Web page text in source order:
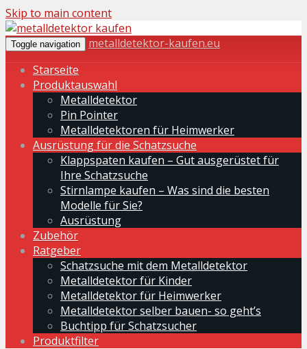
Skip to main content
Toggle navigation
metalldetektor-kaufen.eu
Starseite
Produktauswahl
Metalldetektor
Pin Pointer
Metalldetektoren für Heimwerker
Ausrüstung für die Schatzsuche
Klappspaten kaufen – Gut ausgerüstet für
Ihre Schatzsuche
Stirnlampe kaufen – Was sind die besten
Modelle für Sie?
Ausrüstung
Zubehör
Ratgeber
Schatzsuche mit dem Metalldetektor
Metalldetektor für Kinder
Metalldetektor für Heimwerker
Metalldetektor selber bauen- so geht’s
Buchtipp für Schatzsucher
Produktfilter